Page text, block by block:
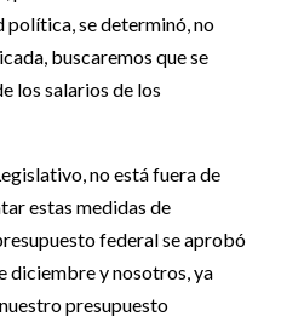
se determinó, no
buscaremos que se
los salarios de los
no está fuera de
estas medidas de
federal se aprobó
diciembre y nosotros, ya
presupuesto